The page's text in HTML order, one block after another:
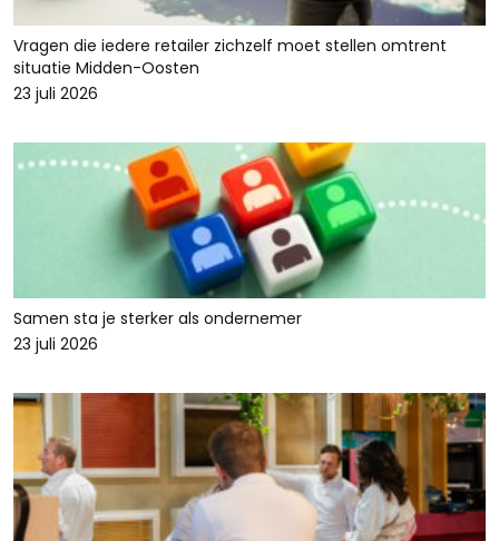
Vragen die iedere retailer zichzelf moet stellen omtrent
situatie Midden-Oosten
23 juli 2026
Samen sta je sterker als ondernemer
23 juli 2026